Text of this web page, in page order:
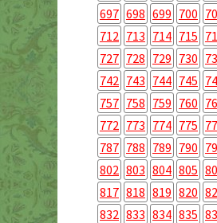
697 698 699 700
712 713 714 715
727 728 729 730
742 743 744 745
757 758 759 760
772 773 774 775
787 788 789 790
802 803 804 805
817 818 819 820
832 833 834 835